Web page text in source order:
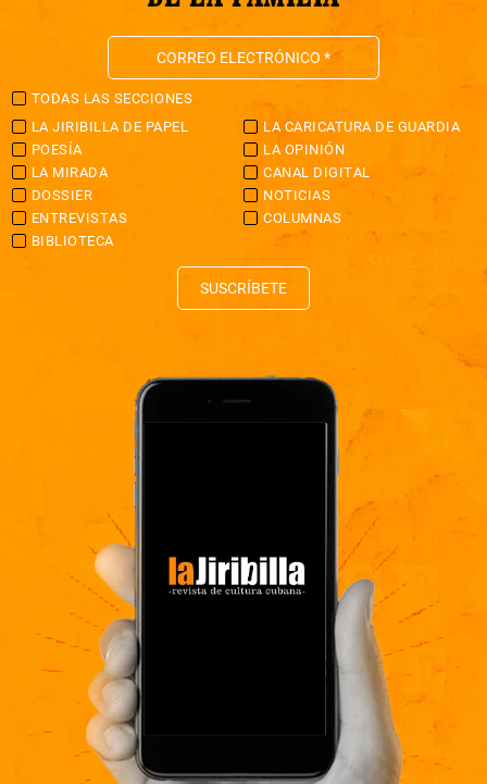
TODAS LAS SECCIONES
LA JIRIBILLA DE PAPEL
LA CARICATURA DE GUARDIA
POESÍA
LA OPINIÓN
LA MIRADA
CANAL DIGITAL
DOSSIER
NOTICIAS
ENTREVISTAS
COLUMNAS
BIBLIOTECA
SUSCRÍBETE